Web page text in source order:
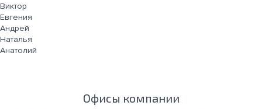
Виктор
Евгения
Андрей
Наталья
Анатолий
Офисы компании